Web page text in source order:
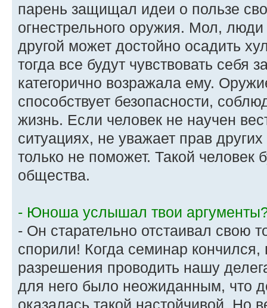
парень защищал идеи о пользе
огнестрельного оружия. Мол, люди
другой может достойно осадить
тогда все будут чувствовать
категорично возражала ему.
способствует безопасности,
жизнь. Если человек не научен
ситуациях, не уважает прав
только не поможет. Такой человек
общества.
- Юноша услышал твои
- Он старательно отстаивал свою
спорили! Когда семинар
разрешения проводить нашу
для него было неожиданным, что
оказалась такой настойчивой. Но